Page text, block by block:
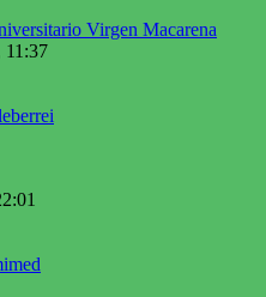
Virgen Macarena
11:37